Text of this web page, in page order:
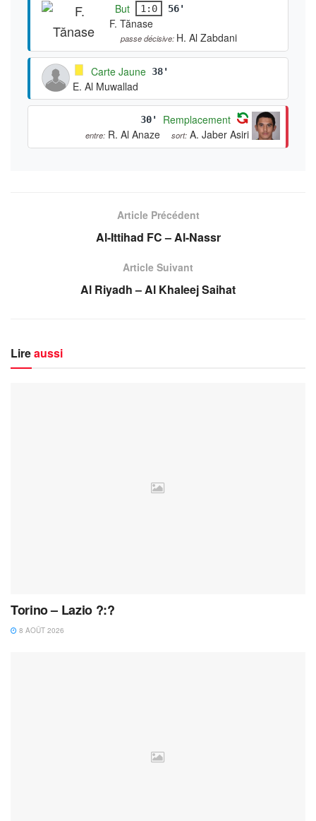
But 1:0 56'
F. Tănase
passe décisive: H. Al Zabdani
Carte Jaune 38'
E. Al Muwallad
30' Remplacement
entre: R. Al Anaze sort: A. Jaber Asiri
Article Précédent
Al-Ittihad FC – Al-Nassr
Article Suivant
Al Riyadh – Al Khaleej Saihat
Lireaussi
Torino – Lazio ?:?
8 AOÛT 2026